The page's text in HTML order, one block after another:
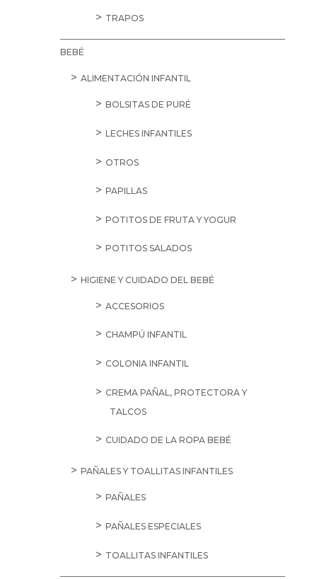
TRAPOS
BEBÉ
ALIMENTACIÓN INFANTIL
BOLSITAS DE PURÉ
LECHES INFANTILES
OTROS
PAPILLAS
POTITOS DE FRUTA Y YOGUR
POTITOS SALADOS
HIGIENE Y CUIDADO DEL BEBÉ
ACCESORIOS
CHAMPÚ INFANTIL
COLONIA INFANTIL
CREMA PAÑAL, PROTECTORA Y
TALCOS
CUIDADO DE LA ROPA BEBÉ
PAÑALES Y TOALLITAS INFANTILES
PAÑALES
PAÑALES ESPECIALES
TOALLITAS INFANTILES